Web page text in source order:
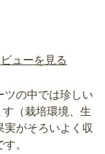
ューを見る
ツの中では珍しい
（栽培環境、生
実がそろいよく収
。